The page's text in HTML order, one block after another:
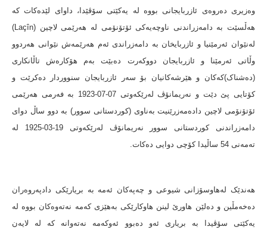
وەزیری دەروەی ئازربایجانی بووە لە یەکێتی سۆڤێدا، داوای لێدەکات کە
هەڵسێت بە دامەزراندنی ناوچەیەکی ئۆتۆنۆمی لە هەرێمی لاچین (Laçîn)
لەنێوان ئەرمێنیا و ئازربایخان بە دامەزراندی ئەم هەرێمەش نێوانی هەردوو
وڵاتی ئەرمێنا و ئازربایجان دووکەرت دەبێت بەم هۆکارەش تاڵانکاری
(دەشناک)کەکان و هێرشەکانیان بۆ سەر ئازربایجان سنووردار دەکرێت و
کۆتایی پێ دێت و نەریمانۆڤ لەرێکەوتی 07-07-1923 بە فەرمی هەرێمی
ئۆتۆنۆمی لاچین دادەمەزرێنیت بەناوی (کوردستانی سوور) بە دوو ساڵ دوای
دامەزراندنی کوردستانی سوور نەریمانۆڤ لەرێکەوتی 19-03-1925 لە
تەمەنی 54 ساڵیدا کۆچی دوایی دەکات.
هەندێک لەهاوسۆزانی شیوعی و چەپەکان ئەمە بە بریارێکی دادپەروەران
دەخەمڵین و دەلێن هاورێ لینن هاوکارێکی بەهێزی کەمە نەتەوەکان بووە لە
یەکێتی سۆڤیدا بە بریاری ئەو دەبوو ئەوکەمە نەتەوانە کە لە لایەن